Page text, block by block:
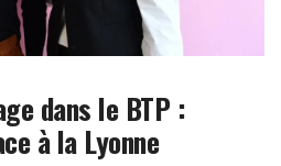
dans le BTP :
à la Lyonne